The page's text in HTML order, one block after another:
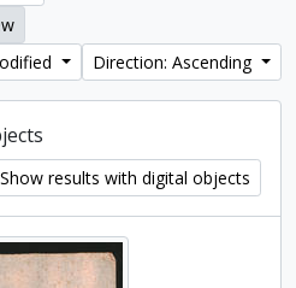
Direction: Ascending
Show results with digital objects